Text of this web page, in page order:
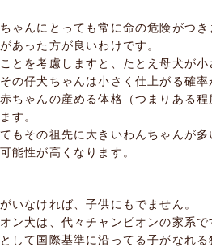
ゃんにとっても常に命の危険がつき
あった方が良いわけです。
とを考慮しますと、たとえ母犬が
の仔犬ちゃんは小さく仕上がる確率
ちゃんの産める体格（つまりある程
す。
もその祖先に大きいわんちゃんが
能性が高くなります。
いなければ、子供にもでません。
ン犬は、代々チャンピオンの家系で
して国際基準に沿ってる子がなれる